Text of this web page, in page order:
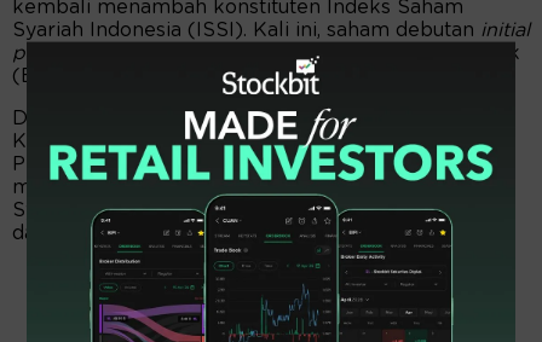
kembali menambah konstituten Indeks Saham
Syariah Indonesia (ISSI). Kali ini, saham debutan initial
public offering
(IPO) yakni PT Bach Multi Global Tbk
(BACH) masuk dalam indeks tersebut.
Dalam pengumuman yang diunggah 7 Juli 2026,
Kepala Divisi Pengaturan dan Operasional
Perdagangan BEI, Pande Made Kusuma Ari
mengatakan BACH ditetapkan sebagai Daftar Efek
Syariah (DES) oleh OJK dan dimasukkan dalam
daftar ISSI.